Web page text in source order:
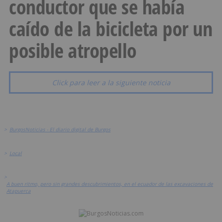
conductor que se había
caído de la bicicleta por un
posible atropello
Click para leer a la siguiente noticia
> BurgosNoticias - El diario digital de Burgos
> Local
>
A buen ritmo, pero sin grandes descubrimientos, en el ecuador de las excavaciones de
Atapuerca